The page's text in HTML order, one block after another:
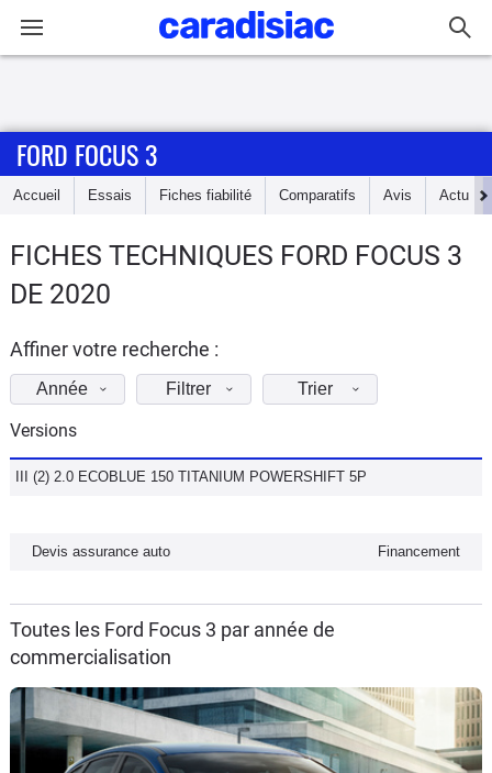
Accueil
Essais
d'achat
Electriques
Utilitaires
Auto
Services
Forum
Moto
FORD FOCUS 3
Accueil Essais Fiches fiabilité Comparatifs Avis Actu
FICHES TECHNIQUES FORD FOCUS 3
DE 2020
Affiner votre recherche :
Année Filtrer Trier
Versions
III (2) 2.0 ECOBLUE 150 TITANIUM POWERSHIFT 5P
Devis assurance auto Financement
Toutes les Ford Focus 3 par année de
commercialisation